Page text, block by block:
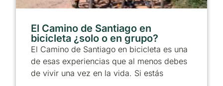
El Camino de Santiago en
bicicleta ¿solo o en grupo?
El Camino de Santiago en bicicleta es una
de esas experiencias que al menos debes
de vivir una vez en la vida. Si estás